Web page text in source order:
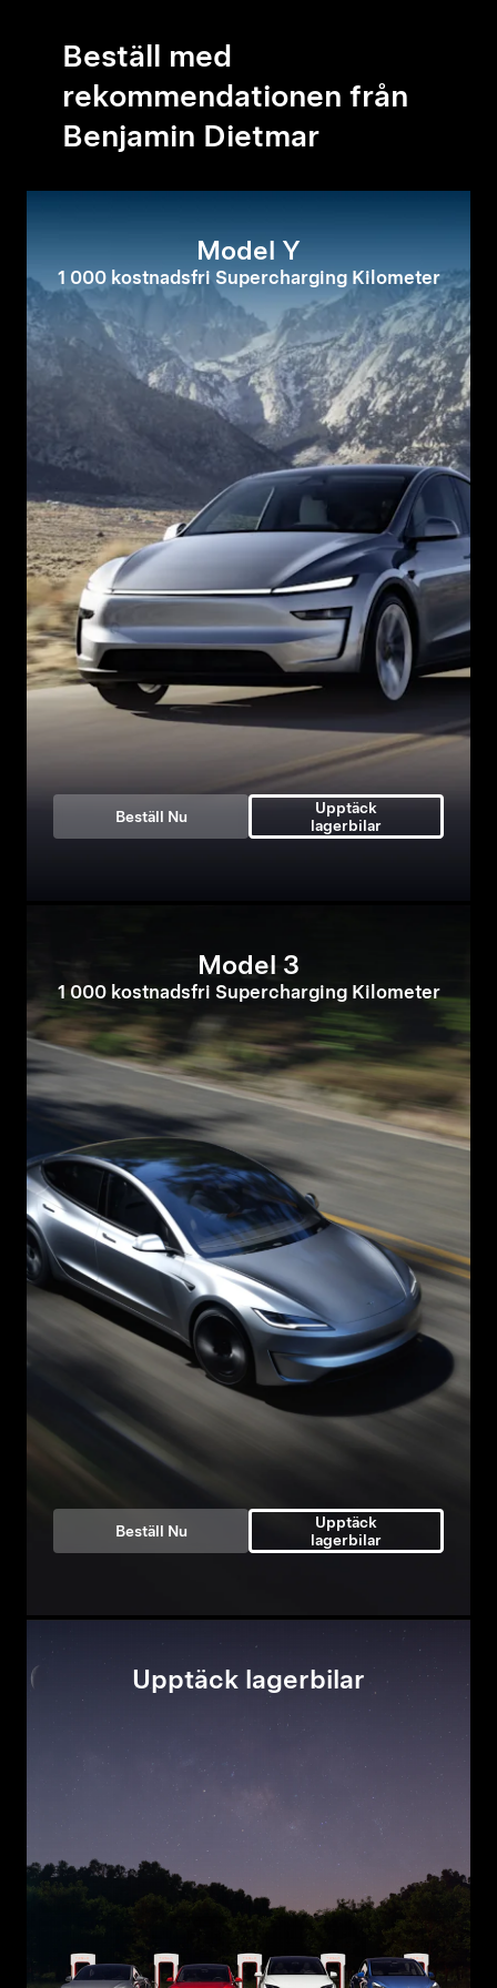
Beställ med
rekommendationen från
Benjamin Dietmar
Model Y
1 000 kostnadsfri Supercharging Kilometer
Beställ Nu
Upptäck
lagerbilar
Model 3
1 000 kostnadsfri Supercharging Kilometer
Beställ Nu
Upptäck
lagerbilar
Upptäck lagerbilar